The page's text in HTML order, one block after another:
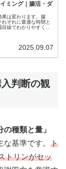
ミング｜腸活・ダ
果は変わります。腸
ぞれに最適な時間と
線でわかりやすく解
2025.09.07
判断の観
の種類と量」
な基準です。 ト
トリンがセッ